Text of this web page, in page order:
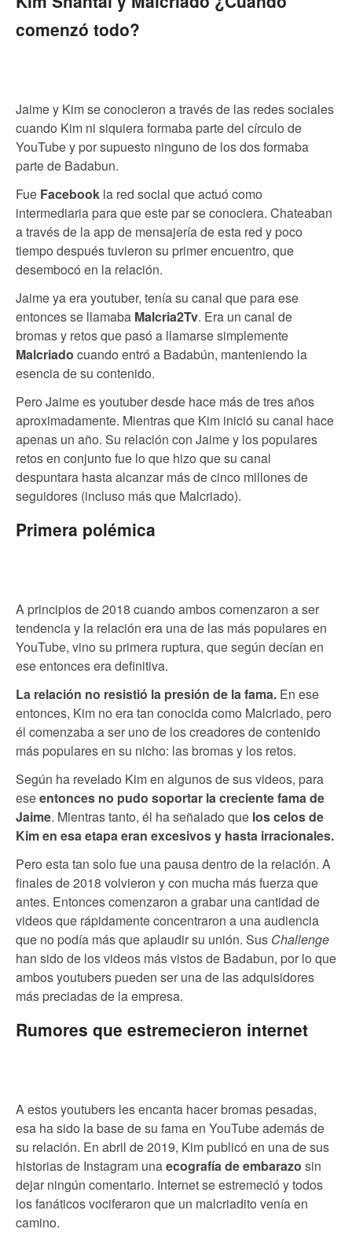
comenzó todo?
Jaime y Kim se conocieron a través de las redes sociales
cuando Kim ni siquiera formaba parte del círculo de
YouTube y por supuesto ninguno de los dos formaba
parte de Badabun.
Fue Facebook la red social que actuó como
intermediaria para que este par se conociera. Chateaban
a través de la app de mensajería de esta red y poco
tiempo después tuvieron su primer encuentro, que
desembocó en la relación.
Jaime ya era youtuber, tenía su canal que para ese
entonces se llamaba Malcria2Tv. Era un canal de
bromas y retos que pasó a llamarse simplemente
Malcriado cuando entró a Badabún, manteniendo la
esencia de su contenido.
Pero Jaime es youtuber desde hace más de tres años
aproximadamente. Mientras que Kim inició su canal hace
apenas un año. Su relación con Jaime y los populares
retos en conjunto fue lo que hizo que su canal
despuntara hasta alcanzar más de cinco millones de
seguidores (incluso más que Malcriado).
Primera polémica
A principios de 2018 cuando ambos comenzaron a ser
tendencia y la relación era una de las más populares en
YouTube, vino su primera ruptura, que según decían en
ese entonces era definitiva.
La relación no resistió la presión de la fama. En ese
entonces, Kim no era tan conocida como Malcriado, pero
él comenzaba a ser uno de los creadores de contenido
más populares en su nicho: las bromas y los retos.
Según ha revelado Kim en algunos de sus videos, para
eseentonces no pudo soportar la creciente fama de
Jaime. Mientras tanto, él ha señalado que los celos de
Kim en esa etapa eran excesivos y hasta irracionales.
Pero esta tan solo fue una pausa dentro de la relación. A
finales de 2018 volvieron y con mucha más fuerza que
antes. Entonces comenzaron a grabar una cantidad de
videos que rápidamente concentraron a una audiencia
que no podía más que aplaudir su unión. Sus Challenge
han sido de los videos más vistos de Badabun, por lo que
ambos youtubers pueden ser una de las adquisidores
más preciadas de la empresa.
Rumores que estremecieron internet
A estos youtubers les encanta hacer bromas pesadas,
esa ha sido la base de su fama en YouTube además de
su relación. En abril de 2019, Kim publicó en una de sus
historias de Instagram unaecografía de embarazo sin
dejar ningún comentario. Internet se estremeció y todos
los fanáticos vociferaron que un malcriadito venía en
camino.